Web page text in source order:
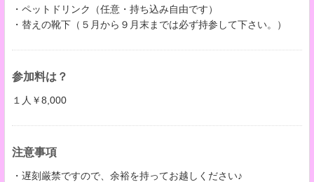
・ペットドリンク（任意・持ち込み自由です）
・替えの靴下（５月から９月末までは必ず持参して下さい。）
参加料は？
１人￥8,000
注意事項
・遅刻厳禁ですので、余裕を持ってお越しください♪